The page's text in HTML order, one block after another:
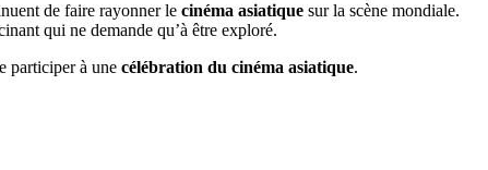
de faire rayonner le cinéma asiatique sur la scène mondiale.
qui ne demande qu’à être exploré.
participer à une célébration du cinéma asiatique.